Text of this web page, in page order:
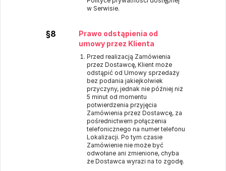
w Serwisie.
§8
Prawo odstąpienia od
umowy przez Klienta
Przed realizacją Zamówienia
przez Dostawcę, Klient może
odstąpić od Umowy sprzedaży
bez podania jakiejkolwiek
przyczyny, jednak nie później niż
5 minut od momentu
potwierdzenia przyjęcia
Zamówienia przez Dostawcę, za
pośrednictwem połączenia
telefonicznego na numer telefonu
Lokalizacji. Po tym czasie
Zamówienie nie może być
odwołane ani zmienione, chyba
że Dostawca wyrazi na to zgodę.